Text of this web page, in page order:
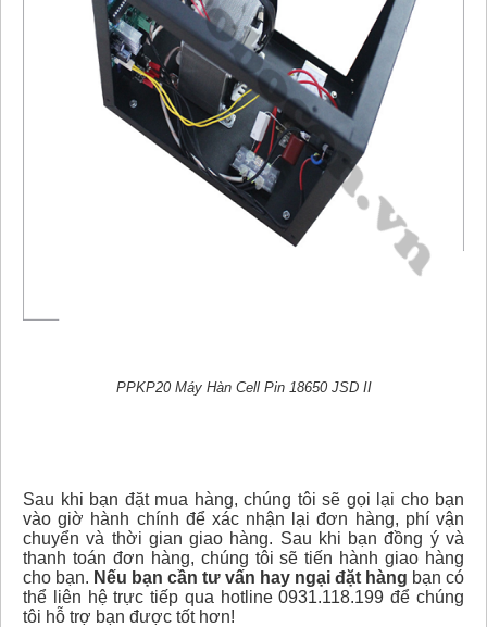
PPKP20 Máy Hàn Cell Pin 18650 JSD II
Sau khi bạn đặt mua hàng, chúng tôi sẽ gọi lại cho bạn
vào giờ hành chính để xác nhận lại đơn hàng, phí vận
chuyển và thời gian giao hàng. Sau khi bạn đồng ý và
thanh toán đơn hàng, chúng tôi sẽ tiến hành giao hàng
cho bạn. Nếu bạn cần tư vấn hay ngại đặt hàng bạn có
thể liên hệ trực tiếp qua hotline 0931.118.199 để chúng
tôi hỗ trợ bạn được tốt hơn!